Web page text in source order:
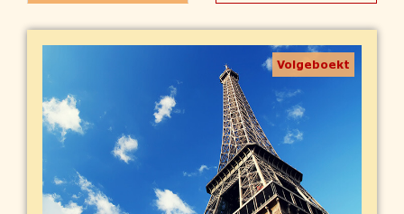
Volgeboekt